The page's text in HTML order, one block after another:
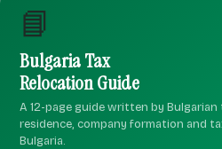
📘
Bulgaria Tax
Relocation Guide
A 12-page guide written by
residence, company formation and
Bulgaria.